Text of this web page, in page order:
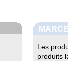
Les
produits